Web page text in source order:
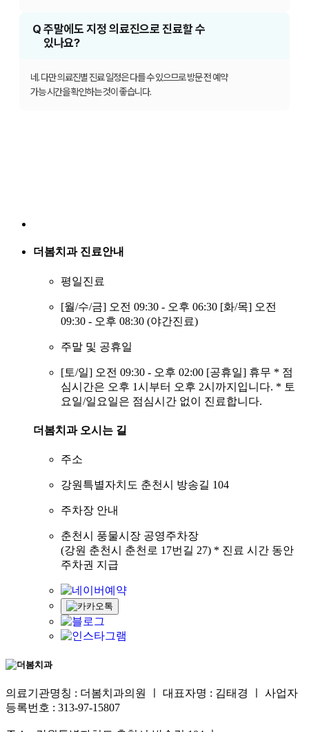
Q 주말에도 지정 의료진으로 진료할 수
있나요?
네. 다만 의료진별 진료 일정은 다를 수 있으므로 방문 전 예약
가능 시간을 확인하는 것이 좋습니다.
더봄치과진료안내
평일진료
[월/수/금] 오전 09:30 - 오후 06:30 [화/목] 오전
09:30 - 오후 08:30 (야간진료)
주말 및 공휴일
[토/일] 오전 09:30 - 오후 02:00 [공휴일] 휴무 * 점
심시간은 오후 1시부터 오후 2시까지입니다. * 토
요일/일요일은 점심시간 없이 진료합니다.
더봄치과오시는 길
주소
강원특별자치도 춘천시 방송길 104
주차장 안내
춘천시 풍물시장 공영주차장
(강원 춘천시 춘천로 17번길 27) * 진료 시간 동안
주차권 지급
의료기관명칭 : 더봄치과의원 ㅣ 대표자명 : 김태경 ㅣ 사업자
등록번호 : 313-97-15807